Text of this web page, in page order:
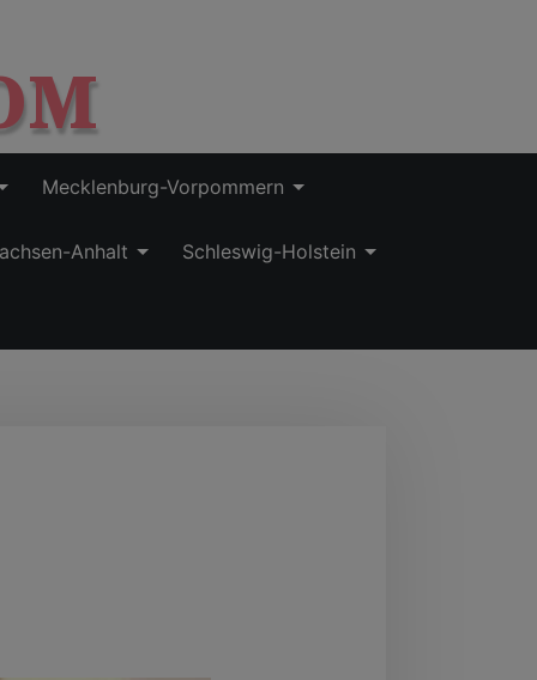
Mecklenburg-Vorpommern
Anhalt Schleswig-Holstein